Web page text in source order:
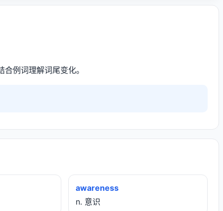
例词理解词尾变化。
awareness
n. 意识